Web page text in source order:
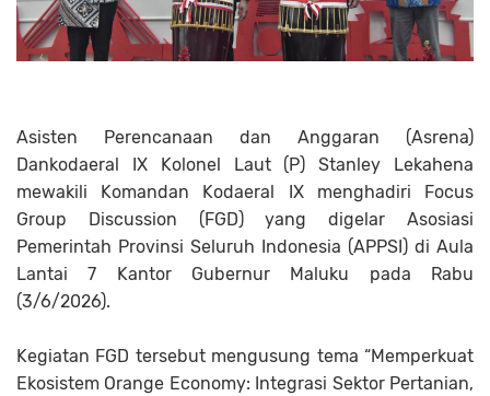
Asisten Perencanaan dan Anggaran (Asrena)
Dankodaeral IX Kolonel Laut (P) Stanley Lekahena
mewakili Komandan Kodaeral IX menghadiri Focus
Group Discussion (FGD) yang digelar Asosiasi
Pemerintah Provinsi Seluruh Indonesia (APPSI) di Aula
Lantai 7 Kantor Gubernur Maluku pada Rabu
(3/6/2026).
Kegiatan FGD tersebut mengusung tema “Memperkuat
Ekosistem Orange Economy: Integrasi Sektor Pertanian,